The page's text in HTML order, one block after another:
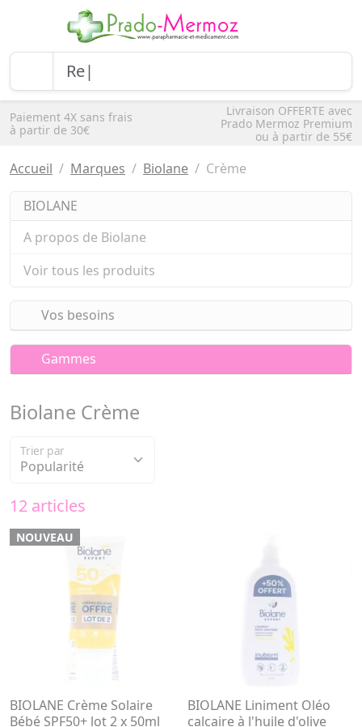
Paiement 4X sans frais
à partir de 30€
Livraison OFFERTE avec
Prado Mermoz Premium
ou à partir de 55€
Accueil Marques Biolane Crème
BIOLANE
A propos de Biolane
Voir tous les produits
Vos besoins
Gammes
Biolane Crème
Trier par
12 articles
NOUVEAU
BIOLANE Crème Solaire
Bébé SPF50+ lot 2 x 50ml
BIOLANE Liniment Oléo
calcaire à l'huile d'olive